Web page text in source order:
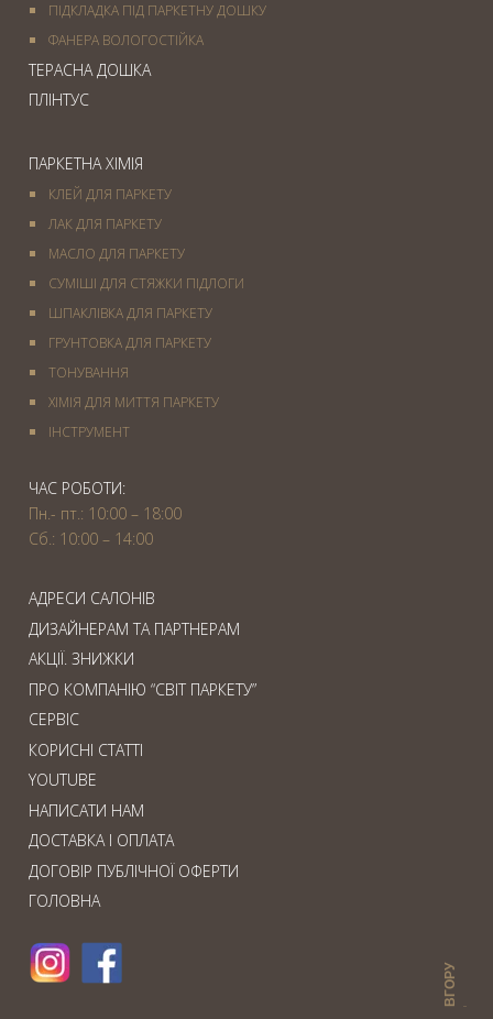
ПІДКЛАДКА ПІД ПАРКЕТНУ ДОШКУ
ФАНЕРА ВОЛОГОСТІЙКА
ТЕРАСНА ДОШКА
ПЛІНТУС
ПАРКЕТНА ХІМІЯ
КЛЕЙ ДЛЯ ПАРКЕТУ
ЛАК ДЛЯ ПАРКЕТУ
МАСЛО ДЛЯ ПАРКЕТУ
СУМІШІ ДЛЯ СТЯЖКИ ПІДЛОГИ
ШПАКЛІВКА ДЛЯ ПАРКЕТУ
ГРУНТОВКА ДЛЯ ПАРКЕТУ
ТОНУВАННЯ
ХІМІЯ ДЛЯ МИТТЯ ПАРКЕТУ
IНСТРУМЕНТ
ЧАС РОБОТИ:
Пн.- пт.: 10:00 – 18:00
Сб.: 10:00 – 14:00
АДРЕСИ САЛОНІВ
ДИЗАЙНЕРАМ ТА ПАРТНЕРАМ
АКЦІЇ. ЗНИЖКИ
ПРО КОМПАНІЮ “СВІТ ПАРКЕТУ”
СЕРВІС
КОРИСНІ СТАТТІ
YOUTUBE
НАПИСАТИ НАМ
ДОСТАВКА І ОПЛАТА
ДОГОВІР ПУБЛІЧНОЇ ОФЕРТИ
ГОЛОВНА
ВГОРУ